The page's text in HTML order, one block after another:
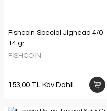
Fishcoin Special Jighead 4/0
14 gr
FİSHCOİN
153,00 TL Kdv Dahil